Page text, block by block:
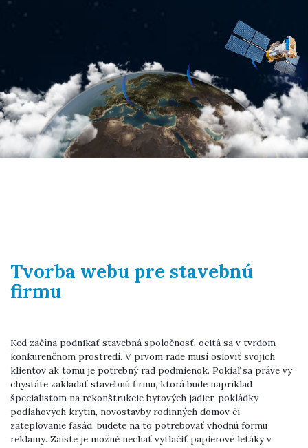
Tvorba webu pre stavebnú
firmu
Keď začína podnikať stavebná spoločnosť, ocitá sa v tvrdom
konkurenčnom prostredí. V prvom rade musí osloviť svojich
klientov ak tomu je potrebný rad podmienok. Pokiaľ sa práve vy
chystáte zakladať stavebnú firmu, ktorá bude napríklad
špecialistom na rekonštrukcie bytových jadier, pokládky
podlahových krytín, novostavby rodinných domov či
zatepľovanie fasád, budete na to potrebovať vhodnú formu
reklamy. Zaiste je možné nechať vytlačiť papierové letáky v